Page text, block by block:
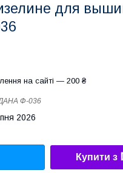
для
на сайті — 200 ₴
Ф-036
2026
Купити з